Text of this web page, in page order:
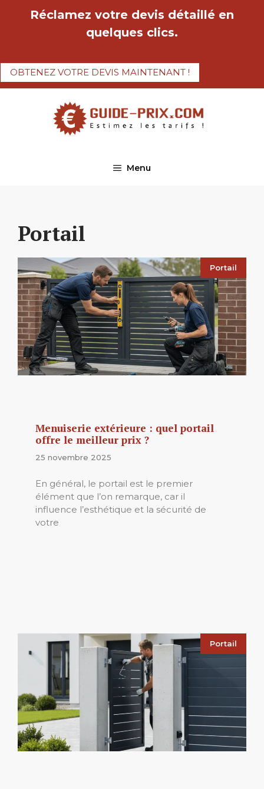
Réclamez votre devis détaillé en
quelques clics.
OBTENEZ VOTRE DEVIS MAINTENANT !
Menu
Portail
Portail
Menuiserie extérieure : quel portail
offre le meilleur prix ?
25 novembre 2025
En général, le portail est le premier
élément que l’on remarque, car il
influence l’esthétique et la sécurité de
votre
Portail